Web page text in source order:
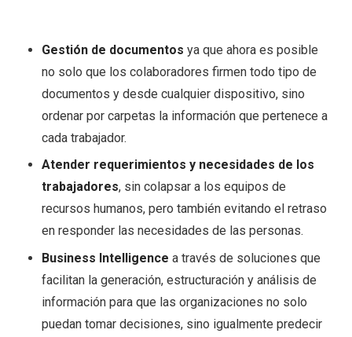
Gestión de documentos ya que ahora es posible
no solo que los colaboradores firmen todo tipo de
documentos y desde cualquier dispositivo, sino
ordenar por carpetas la información que pertenece a
cada trabajador.
Atender requerimientos y necesidades de los
trabajadores, sin colapsar a los equipos de
recursos humanos, pero también evitando el retraso
en responder las necesidades de las personas.
Business Intelligence a través de soluciones que
facilitan la generación, estructuración y análisis de
información para que las organizaciones no solo
puedan tomar decisiones, sino igualmente predecir